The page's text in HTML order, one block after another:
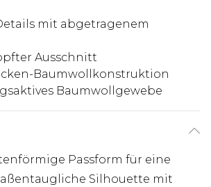
mit abgetragenem
Ausschnitt
Baumwollkonstruktion
Baumwollgewebe
Passform für eine
Silhouette mit